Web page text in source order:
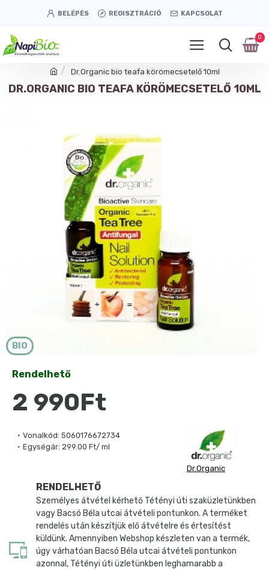
BELÉPÉS REGISZTRÁCIÓ KAPCSOLAT
0
Dr.Organic bio teafa körömecsetelő 10ml
DR.ORGANIC BIO TEAFA KÖRÖMECSETELŐ 10ML
BIO
Vonalkód: 5060176672734
Egységár: 299.00 Ft/ ml
Dr.Organic
Rendelhető
2 990Ft
RENDELHETŐ
Személyes átvétel kérhető Tétényi úti szaküzletünkben
vagy Bacsó Béla utcai átvételi pontunkon. A terméket
rendelés után készítjük elő átvételre és értesítést
küldünk. Amennyiben Webshop készleten van a termék,
úgy várhatóan Bacsó Béla utcai átvételi pontunkon
azonnal, Tétényi úti üzletünkben leghamarabb a